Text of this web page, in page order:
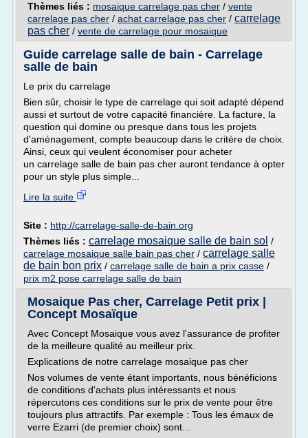
Thèmes liés : mosaique carrelage pas cher / vente
carrelage pas cher / achat carrelage pas cher / carrelage
pas cher / vente de carrelage pour mosaique
Guide carrelage salle de bain - Carrelage
salle de bain
Le prix du carrelage
Bien sûr, choisir le type de carrelage qui soit adapté dépend
aussi et surtout de votre capacité financière. La facture, la
question qui domine ou presque dans tous les projets
d'aménagement, compte beaucoup dans le critère de choix.
Ainsi, ceux qui veulent économiser pour acheter
un carrelage salle de bain pas cher auront tendance à opter
pour un style plus simple...
Lire la suite
Site : http://carrelage-salle-de-bain.org
Thèmes liés : carrelage mosaique salle de bain sol /
carrelage mosaique salle bain pas cher / carrelage salle
de bain bon prix / carrelage salle de bain a prix casse /
prix m2 pose carrelage salle de bain
Mosaique Pas cher, Carrelage Petit prix |
Concept Mosaïque
Avec Concept Mosaique vous avez l'assurance de profiter
de la meilleure qualité au meilleur prix.
Explications de notre carrelage mosaique pas cher
Nos volumes de vente étant importants, nous bénéficions
de conditions d'achats plus intéressants et nous
répercutons ces conditions sur le prix de vente pour être
toujours plus attractifs. Par exemple : Tous les émaux de
verre Ezarri (de premier choix) sont...